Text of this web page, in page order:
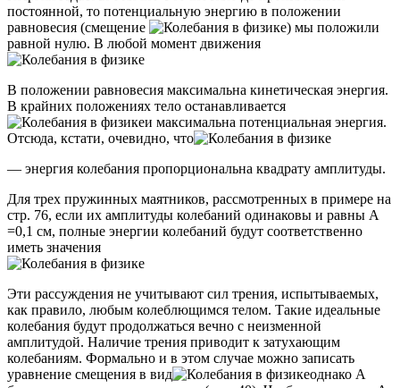
постоянной, то потенциальную энергию в положении
равновесия (смещение
) мы положили
равной нулю. В любой момент движения
В положении равновесия максимальна кинетическая энергия.
В крайних положениях тело останавливается
и максимальна потенциальная энергия.
Отсюда, кстати, очевидно, что
— энергия колебания пропорциональна квадрату амплитуды.
Для трех пружинных маятников, рассмотренных в примере на
стр. 76, если их амплитуды колебаний одинаковы и равны А
=0,1 см, полные энергии колебаний будут соответственно
иметь значения
Эти рассуждения не учитывают сил трения, испытываемых,
как правило, любым колеблющимся телом. Такие идеальные
колебания будут продолжаться вечно с неизменной
амплитудой. Наличие трения приводит к затухающим
колебаниям. Формально и в этом случае можно записать
уравнение смещения в вид
однако А